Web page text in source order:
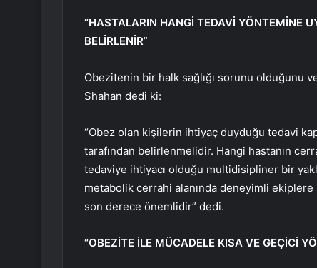
“HASTALARIN HANGİ TEDAVİ YÖNTEMİNE
BELİRLENİR”
Obezitenin bir halk sağlığı sorunu olduğunu
Shahan dedi ki:
“Obez olan kişilerin ihtiyaç duyduğu tedavi
tarafından belirlenmelidir. Hangi hastanın
tedaviye ihtiyacı olduğu multidisipliner bir
metabolik cerrahi alanında deneyimli ekiplere
son derece önemlidir” dedi.
“OBEZİTE İLE MÜCADELE KISA VE GEÇİCİ